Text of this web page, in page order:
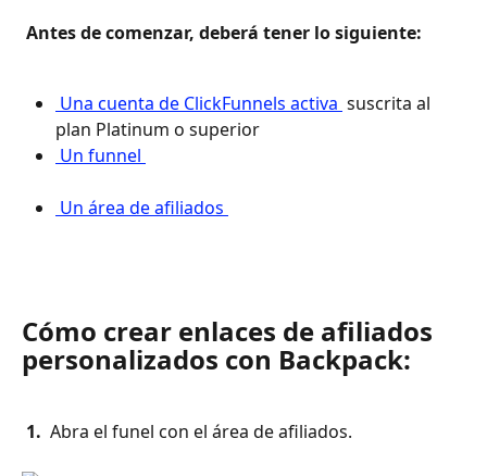
Antes de comenzar, deberá tener lo siguiente:
Una cuenta de ClickFunnels activa suscrita al
plan Platinum o superior
Un funnel
Un área de afiliados
Cómo crear enlaces de afiliados
personalizados con Backpack:
1. Abra el funel con el área de afiliados.